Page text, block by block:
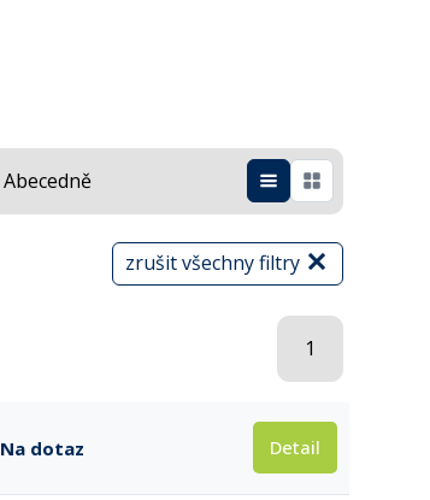
Abecedně
zrušit všechny filtry
1
Na dotaz Detail